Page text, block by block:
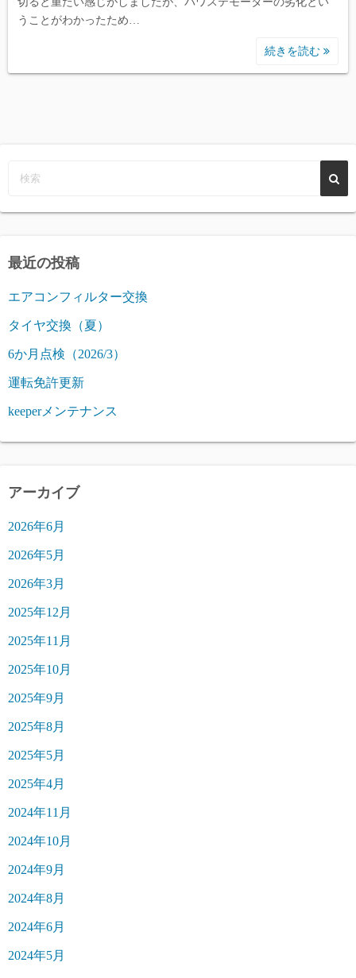
うことがわかったため…
続きを読む
最近の投稿
エアコンフィルター交換
タイヤ交換（夏）
6か月点検（2026/3）
運転免許更新
keeperメンテナンス
アーカイブ
2026年6月
2026年5月
2026年3月
2025年12月
2025年11月
2025年10月
2025年9月
2025年8月
2025年5月
2025年4月
2024年11月
2024年10月
2024年9月
2024年8月
2024年6月
2024年5月